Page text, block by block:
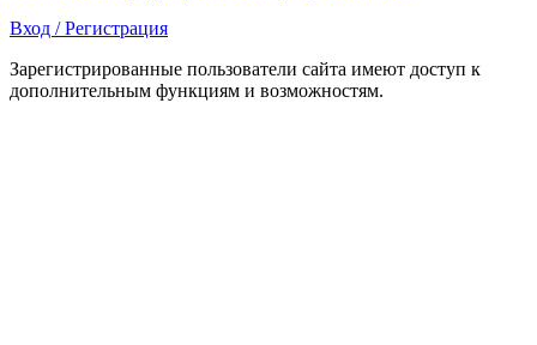
Вход / Регистрация
Зарегистрированные пользователи сайта имеют доступ к
дополнительным функциям и возможностям.